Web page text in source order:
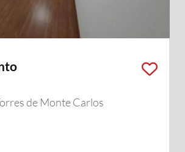
de Monte Carlos